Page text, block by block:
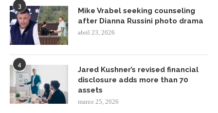
3
Mike Vrabel seeking counseling
after Dianna Russini photo drama
abril 23, 2026
4
Jared Kushner’s revised financial
disclosure adds more than 70
assets
marzo 25, 2026